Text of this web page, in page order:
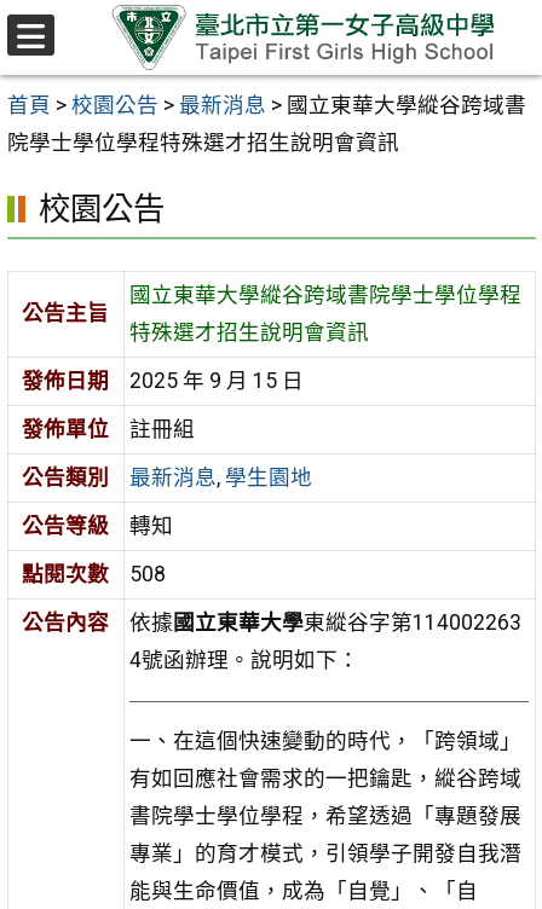
跳至主要內容區
首頁 > 校園公告 > 最新消息 > 國立東華大學縱谷跨域書
院學士學位學程特殊選才招生說明會資訊
校園公告
公告主旨
國立東華大學縱谷跨域書院學士學位學程
特殊選才招生說明會資訊
發佈日期
2025 年 9 月 15 日
發佈單位
註冊組
公告類別
最新消息, 學生園地
公告等級
轉知
點閱次數
508
公告內容
依據 國立東華大學東縱谷字第114002263
4號函辦理。說明如下：
一、在這個快速變動的時代，「跨領域」
有如回應社會需求的一把鑰匙，縱谷跨域
書院學士學位學程，希望透過「專題發展
專業」的育才模式，引領學子開發自我潛
能與生命價值，成為「自覺」、「自
選
單